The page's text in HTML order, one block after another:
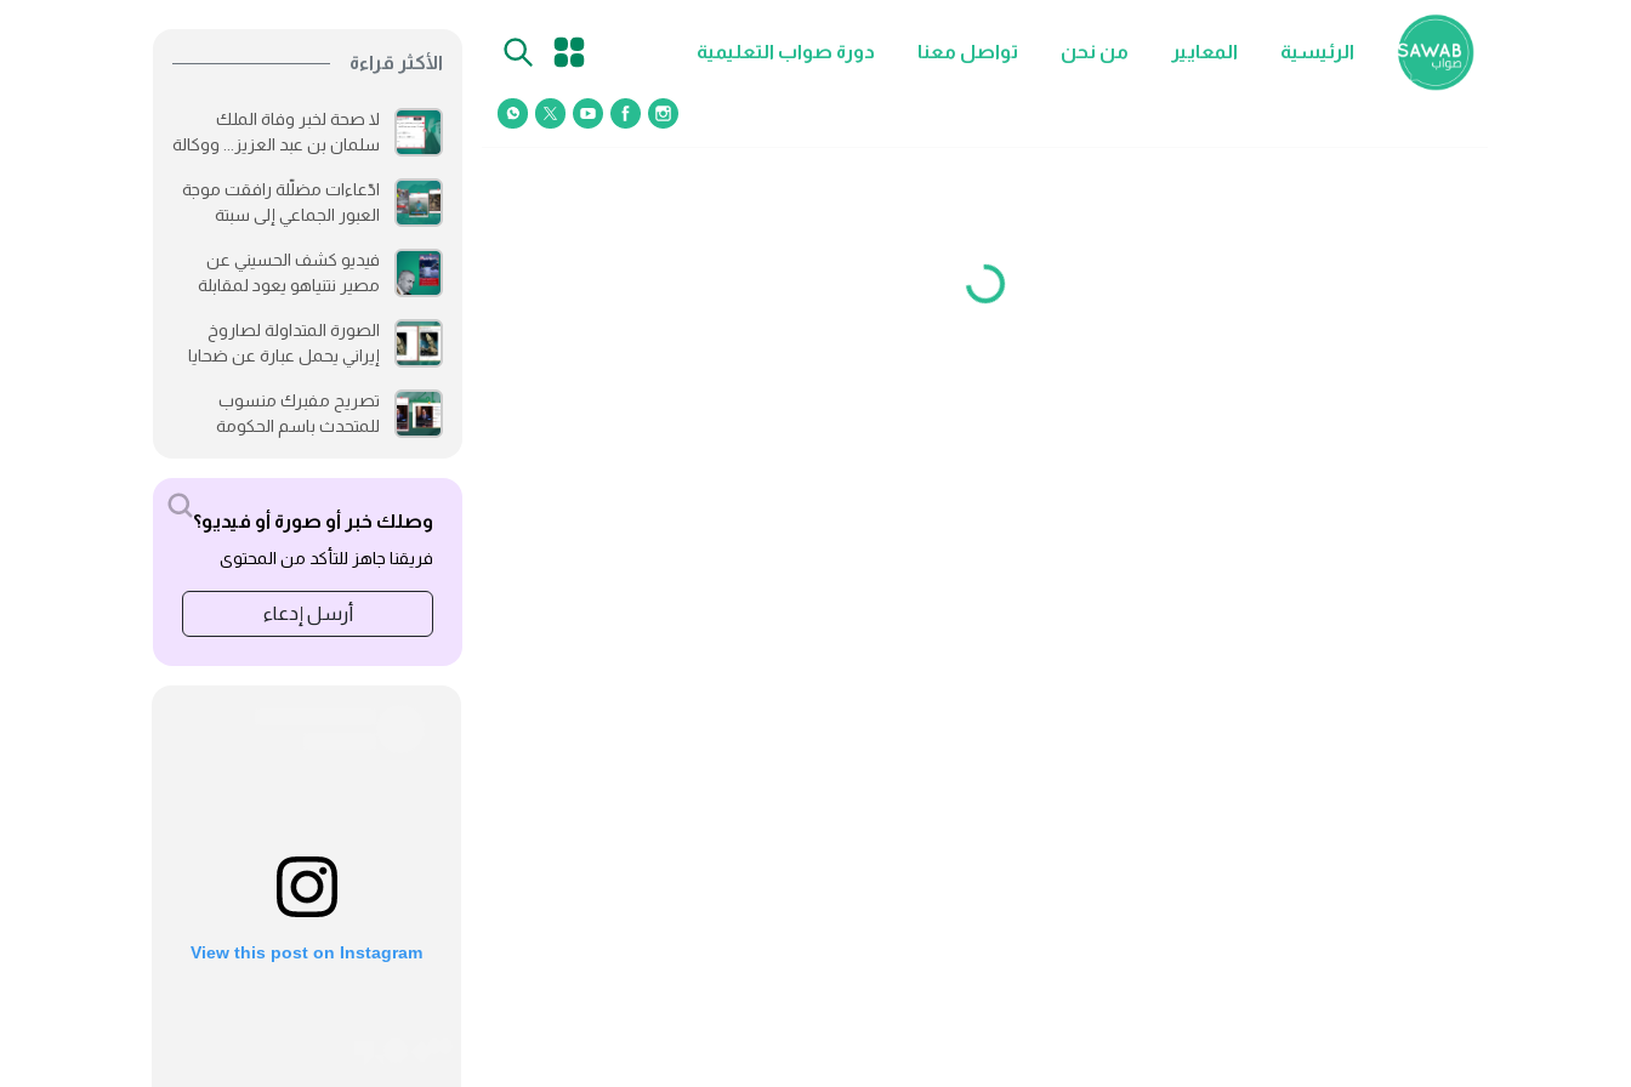
الرئيسية المعايير من نحن تواصل معنا دورة صواب التعليمية
الأكثر قراءة
لا صحة لخبر وفاة الملك
سلمان بن عبد العزيز... ووكالة
ادّعاءات مضلّلة رافقت موجة
العبور الجماعي إلى سبتة
فيديو كشف الحسيني عن
مصير نتنياهو يعود لمقابلة
الصورة المتداولة لصاروخ
إيراني يحمل عبارة عن ضحايا
تصريح مفبرك منسوب
للمتحدث باسم الحكومة
بدفع رواتب موظفي لبنان
وصلك خبر أو صورة أو فيديو؟
فريقنا جاهز للتأكد من المحتوى
أرسل إدعاء
View this post on Instagram